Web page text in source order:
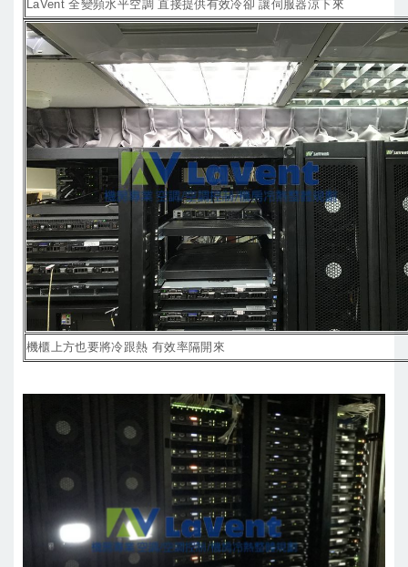
LaVent 全變頻水平空調 直接提供有效冷卻 讓伺服器涼下來
機櫃上方也要將冷跟熱 有效率隔開來